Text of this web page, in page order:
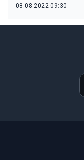
08.08.2022 09:30